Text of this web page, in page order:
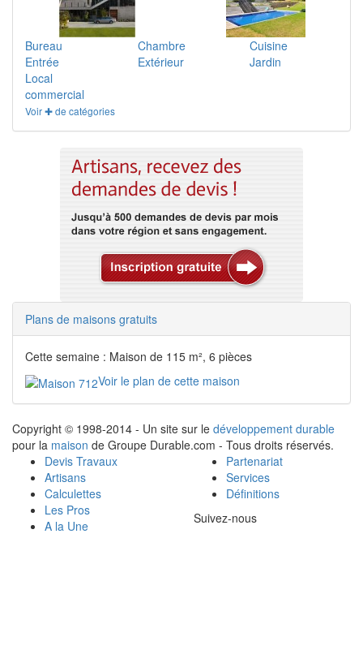
Bureau Chambre
Cuisine
Entrée
Extérieur
Jardin
Local
commercial
Voir ✚ de catégories
Plans de maisons gratuits
Cette semaine : Maison de 115 m², 6 pièces
Voir le plan de cette maison
Copyright © 1998-2014 - Un site sur le développement durable
pour la maison de Groupe Durable.com - Tous droits réservés.
Devis Travaux
Artisans
Calculettes
Les Pros
A la Une
Partenariat
Services
Définitions
Suivez-nous